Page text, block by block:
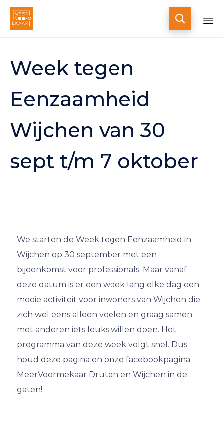

content
Week tegen
Eenzaamheid
Wijchen van 30
sept t/m 7 oktober
We starten de Week tegen Eenzaamheid in
Wijchen op 30 september met een
bijeenkomst voor professionals. Maar vanaf
deze datum is er een week lang elke dag een
mooie activiteit voor inwoners van Wijchen die
zich wel eens alleen voelen en graag samen
met anderen iets leuks willen doen. Het
programma van deze week volgt snel. Dus
houd deze pagina en onze facebookpagina
MeerVoormekaar Druten en Wijchen in de
gaten!